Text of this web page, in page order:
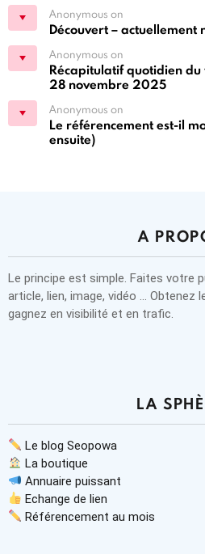
Anonymous on
Découvert – actuellement
Anonymous on
Récapitulatif quotidien
28 novembre 2025
Anonymous on
Le référencement est-il
ensuite)
A
Le principe est simple. Faites votre
article, lien, image, vidéo … Obtenez
gagnez en visibilité et en trafic.
LA
Le blog Seopowa
La boutique
Annuaire puissant
Echange de lien
Référencement au mois